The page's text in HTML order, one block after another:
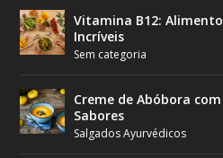
Vitamina B12:
Incríveis
Sem categoria
Creme de Abóbora
Sabores
Salgados Ayurvédicos